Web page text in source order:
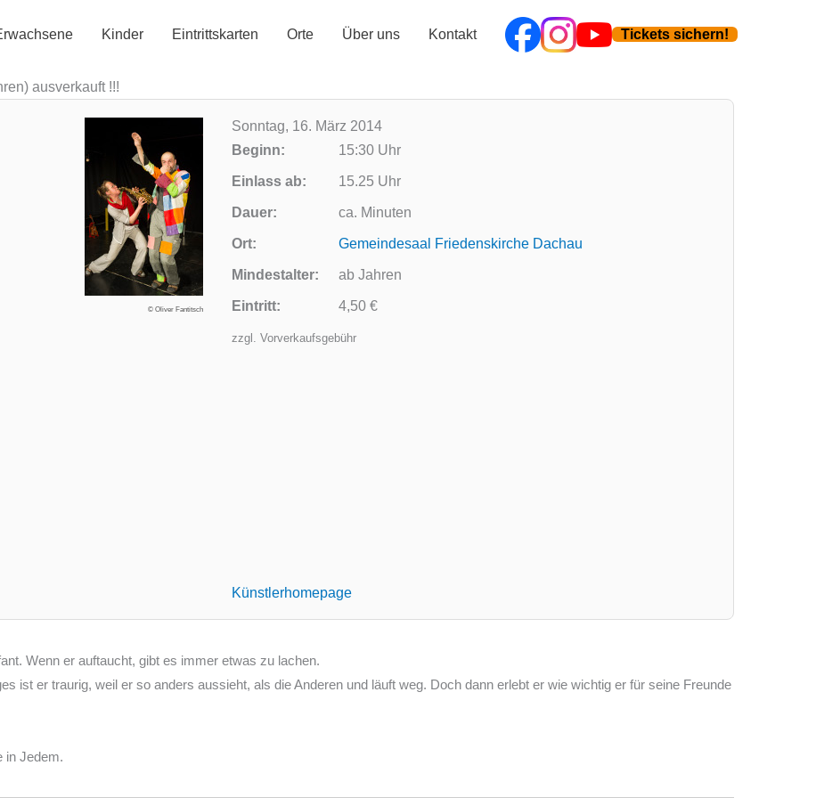
Kinder Eintrittskarten Orte Über uns Kontakt Tickets sichern!
ausverkauft !!!
© Oliver Fantitsch
Sonntag, 16. März 2014
Beginn:
15:30 Uhr
Einlass ab: 15.25 Uhr
Dauer: ca. Minuten
Ort: Gemeindesaal Friedenskirche Dachau
Mindestalter: ab Jahren
Eintritt: 4,50 €
zzgl. Vorverkaufsgebühr
Künstlerhomepage
Wenn er auftaucht, gibt es immer etwas zu lachen.
ist er traurig, weil er so anders aussieht, als die Anderen und läuft weg. Doch dann erlebt er wie wichtig er für seine Freunde
in Jedem.